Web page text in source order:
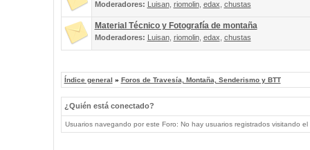
Moderadores: Luisan, riomolin, edax chustas
Material Técnico y Fotografía de montaña
Moderadores: Luisan, riomolin, edax chustas
Índice general » Foros de Travesía, Montaña, Senderismo y BTT
¿Quién está conectado?
Usuarios navegando por este Foro: No hay usuarios registrados visitando el